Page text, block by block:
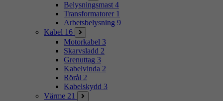
Belysningsmast 4
Transformatorer 1
Arbetsbelysning 9
Kabel 16
Motorkabel 3
Skarvsladd 2
Grenuttag 3
Kabelvinda 2
Rörål 2
Kabelskydd 3
Värme 21